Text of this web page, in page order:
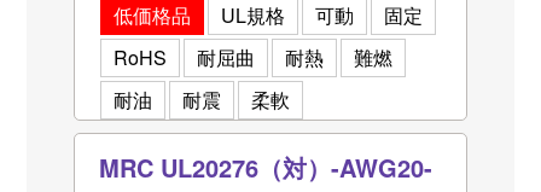
低価格品 UL規格 可動
固定
RoHS
耐屈曲 耐熱
難燃
耐油
耐震 柔軟
MRC UL20276（対）-AWG20-